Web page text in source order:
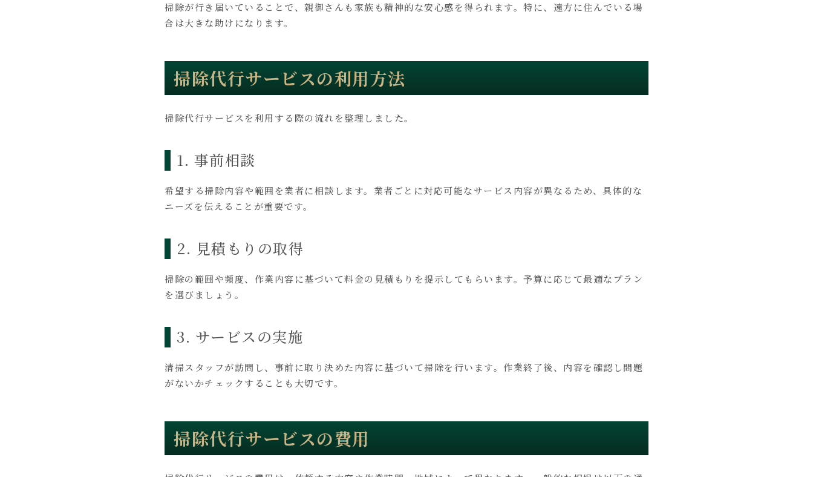
掃除が行き届いていることで、親御さんも家族も精神的な安心感を得られます。特に、遠方に住んでいる場
合は大きな助けになります。
掃除代行サービスの利用方法
掃除代行サービスを利用する際の流れを整理しました。
1. 事前相談
希望する掃除内容や範囲を業者に相談します。業者ごとに対応可能なサービス内容が異なるため、具体的な
ニーズを伝えることが重要です。
2. 見積もりの取得
掃除の範囲や頻度、作業内容に基づいて料金の見積もりを提示してもらいます。予算に応じて最適なプラン
を選びましょう。
3. サービスの実施
清掃スタッフが訪問し、事前に取り決めた内容に基づいて掃除を行います。作業終了後、内容を確認し問題
がないかチェックすることも大切です。
掃除代行サービスの費用